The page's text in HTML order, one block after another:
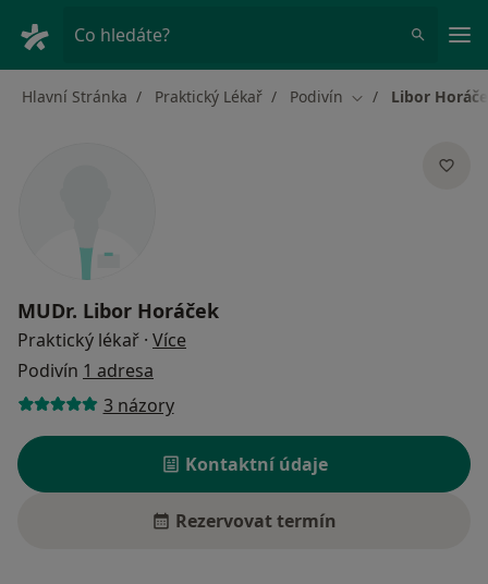
Co hledáte?
Hlavní Stránka Praktický Lékař Podivín Změna města
Libor
MUDr. Libor Horáček
Praktický lékař · Více
Podivín 1 adresa
3 názory
Kontaktní údaje
Rezervovat termín